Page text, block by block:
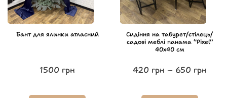
Бант для ялинки атласний
1500 грн
Сидіння на табурет/стілець/
садові меблі панама “Pixel”
40х40 см
420 грн – 650 грн